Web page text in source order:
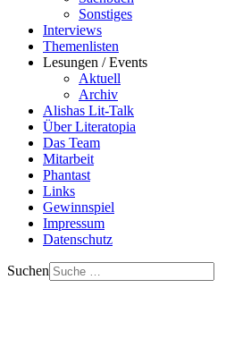
Sonstiges
Interviews
Themenlisten
Lesungen / Events
Aktuell
Archiv
Alishas Lit-Talk
Über Literatopia
Das Team
Mitarbeit
Phantast
Links
Gewinnspiel
Impressum
Datenschutz
Suchen